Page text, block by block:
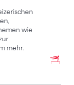
wie
mehr.